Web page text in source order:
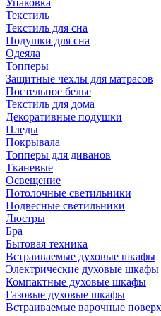
Упаковка
Текстиль
Текстиль для сна
Подушки для сна
Одеяла
Топперы
Защитные чехлы для матрасов
Постельное белье
Текстиль для дома
Декоративные подушки
Пледы
Покрывала
Топперы для диванов
Тканевые
Освещение
Потолочные светильники
Подвесные светильники
Люстры
Бра
Бытовая техника
Встраиваемые духовые шкафы
Электрические духовые шкафы
Компактные духовые шкафы
Газовые духовые шкафы
Встраиваемые варочные